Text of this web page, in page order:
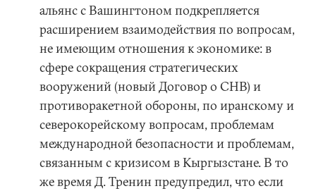
альянс с Вашингтоном подкрепляется
расширением взаимодействия по вопросам,
не имеющим отношения к экономике: в
сфере сокращения стратегических
вооружений (новый Договор о СНВ) и
противоракетной обороны, по иранскому и
северокорейскому вопросам, проблемам
международной безопасности и проблемам,
связанным с кризисом в Кыргызстане. В то
же время Д. Тренин предупредил, что если